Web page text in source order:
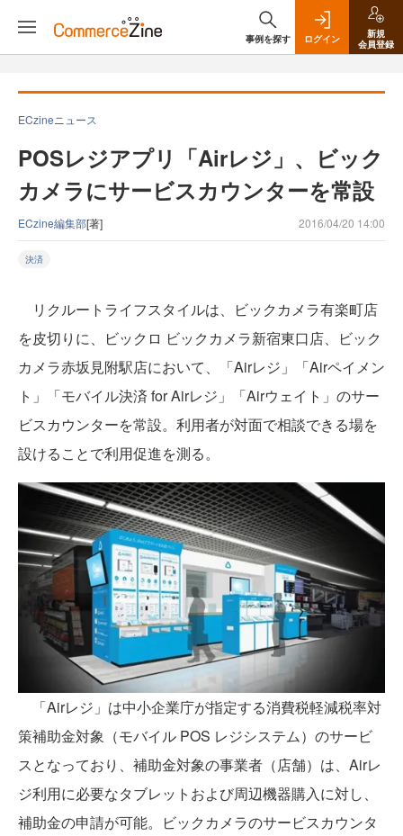
事例を探す ログイン
新規
会員登録
ECzineニュース
POSレジアプリ「Airレジ」、ビック
カメラにサービスカウンターを常設
ECzine編集部[著] 2016/04/20 14:00
決済
リクルートライフスタイルは、ビックカメラ有楽町店
を皮切りに、ビックロ ビックカメラ新宿東口店、ビック
カメラ赤坂見附駅店において、「Airレジ」「Airペイメン
ト」「モバイル決済 for Airレジ」「Airウェイト」のサー
ビスカウンターを常設。利用者が対面で相談できる場を
設けることで利用促進を測る。
「Airレジ」は中小企業庁が指定する消費税軽減税率対
策補助金対象（モバイル POS レジシステム）のサービ
スとなっており、補助金対象の事業者（店舗）は、Airレ
ジ利用に必要なタブレットおよび周辺機器購入に対し、
補助金の申請が可能。ビックカメラのサービスカウンタ